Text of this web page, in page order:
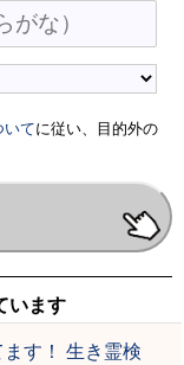
いてに従い、目的外の
います
す！ 生き霊検